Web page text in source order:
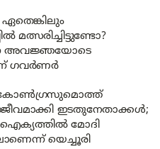
മത്സരിച്ചിട്ടുണ്ടോ?
അവജ്ഞയോടെ
ഗവർണർ
കോൺഗ്രസുമൊത്ത്
ഇടതുനേതാക്കൾ;
ഐക്യത്തിൽ മോദി
യെച്ചൂരി